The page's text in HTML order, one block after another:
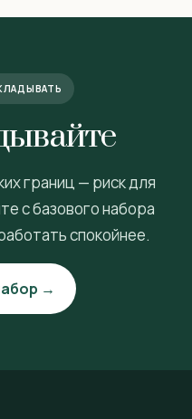
границ — риск для
с базового набора
спокойнее.
→